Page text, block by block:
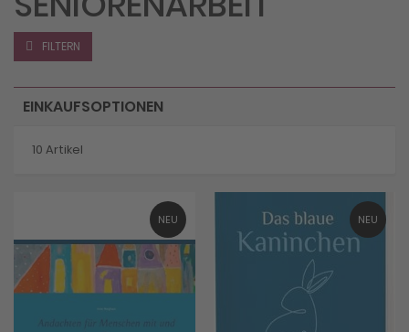
10 Artikel
NEU NEU
FILTERN
EINKAUFSOPTIONEN